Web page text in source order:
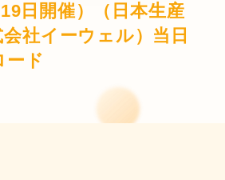
19日開催）（日本生産
社イーウェル）当日
ード